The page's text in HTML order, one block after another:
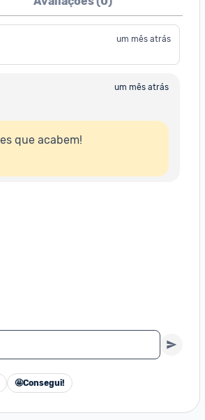
um mês atrás
um mês atrás
que acabem!
🤩Consegui!